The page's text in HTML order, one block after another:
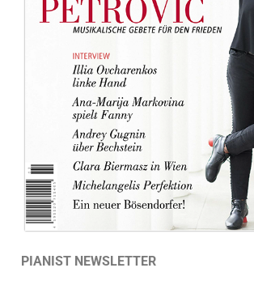
PIANIST NEWSLETTER